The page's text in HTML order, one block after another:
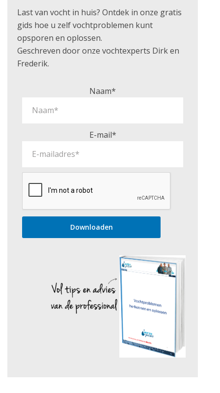
Last van vocht in huis? Ontdek in onze gratis
gids hoe u zelf vochtproblemen kunt
opsporen en oplossen.
Geschreven door onze vochtexperts Dirk en
Frederik.
Naam*
E-mail*